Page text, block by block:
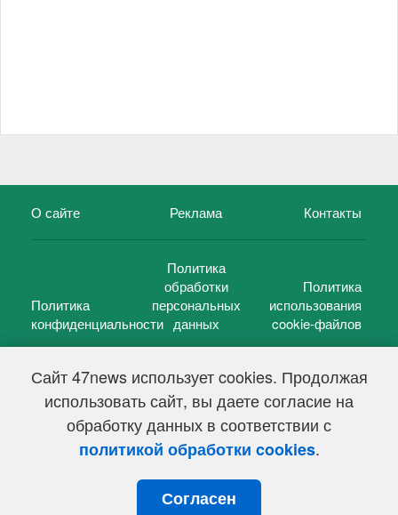
Сайт 47news использует cookies. Продолжая
использовать сайт, вы даете согласие на
обработку данных в соответствии с
политикой обработки cookies.
Согласен
О сайте Реклама Контакты
Политика
конфиденциальности
Политика
обработки
персональных
данных
Политика
использования
cookie-файлов
47 новостей (47 news)2005 — 2026 г.
Свидетельство о регистрации СМИ Эл № ФС 77-39848, выдано
Федеральной службой по надзору в сфере связи,
информационных технологий и массовых коммуникаций